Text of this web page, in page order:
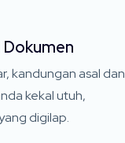
kandungan asal dan
kekal utuh,
digilap.